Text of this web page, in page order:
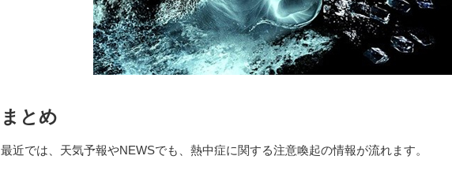
まとめ
最近では、天気予報やNEWSでも、熱中症に関する注意喚起の情報が流れます。